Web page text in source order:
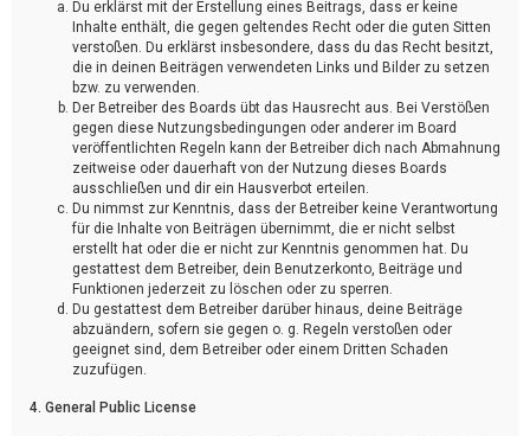
Du erklärst mit der Erstellung eines Beitrags, dass er keine
Inhalte enthält, die gegen geltendes Recht oder die guten Sitten
verstoßen. Du erklärst insbesondere, dass du das Recht besitzt,
die in deinen Beiträgen verwendeten Links und Bilder zu setzen
bzw. zu verwenden.
Der Betreiber des Boards übt das Hausrecht aus. Bei Verstößen
gegen diese Nutzungsbedingungen oder anderer im Board
veröffentlichten Regeln kann der Betreiber dich nach Abmahnung
zeitweise oder dauerhaft von der Nutzung dieses Boards
ausschließen und dir ein Hausverbot erteilen.
Du nimmst zur Kenntnis, dass der Betreiber keine Verantwortung
für die Inhalte von Beiträgen übernimmt, die er nicht selbst
erstellt hat oder die er nicht zur Kenntnis genommen hat. Du
gestattest dem Betreiber, dein Benutzerkonto, Beiträge und
Funktionen jederzeit zu löschen oder zu sperren.
Du gestattest dem Betreiber darüber hinaus, deine Beiträge
abzuändern, sofern sie gegen o. g. Regeln verstoßen oder
geeignet sind, dem Betreiber oder einem Dritten Schaden
zuzufügen.
4. General Public License